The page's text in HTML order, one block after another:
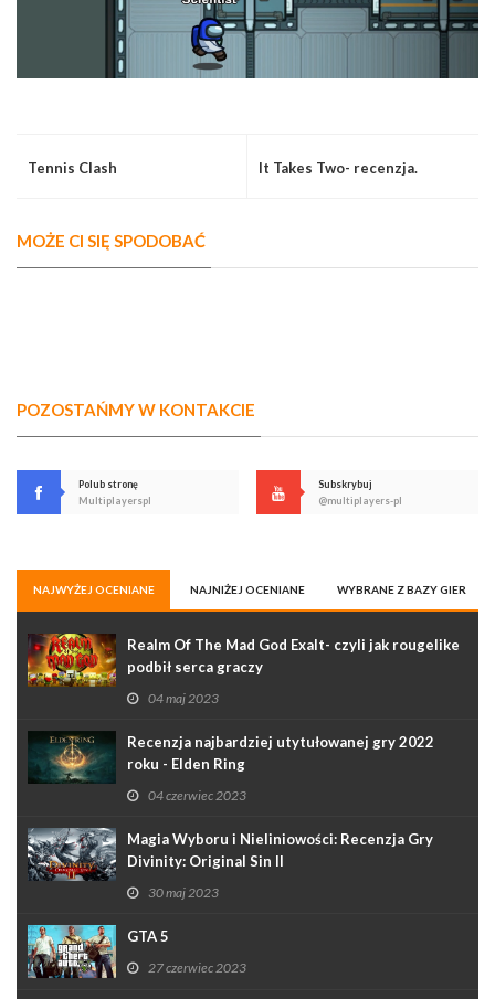
Tennis Clash It Takes Two- recenzja.
MOŻE CI SIĘ SPODOBAĆ
POZOSTAŃMY W KONTAKCIE
Polub stronę
Multiplayerspl
Subskrybuj
@multiplayers-pl
NAJWYŻEJ OCENIANE NAJNIŻEJ OCENIANE WYBRANE Z BAZY GIER
Realm Of The Mad God Exalt- czyli jak rougelike
podbił serca graczy
04 maj 2023
Recenzja najbardziej utytułowanej gry 2022
roku - Elden Ring
04 czerwiec 2023
Magia Wyboru i Nieliniowości: Recenzja Gry
Divinity: Original Sin II
30 maj 2023
GTA 5
27 czerwiec 2023